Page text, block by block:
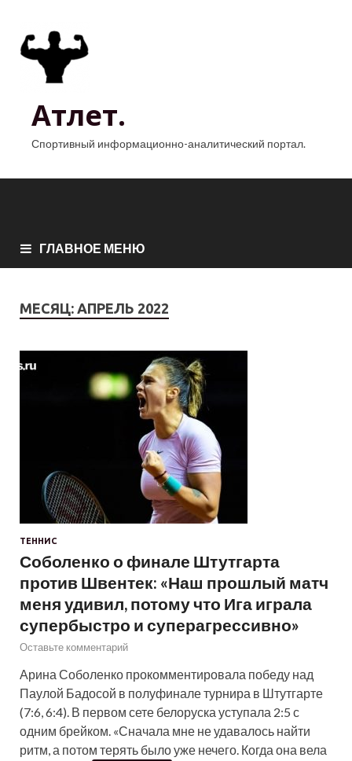
Атлет.
Спортивный информационно-аналитический портал.
ГЛАВНОЕ МЕНЮ
МЕСЯЦ: АПРЕЛЬ 2022
ТЕННИС
Соболенко о финале Штутгарта
против Швентек: «Наш прошлый матч
меня удивил, потому что Ига играла
супербыстро и суперагрессивно»
Оставьте комментарий
Арина Соболенко прокомментировала победу над
Паулой Бадосой в полуфинале турнира в Штутгарте
(7:6, 6:4). В первом сете белоруска уступала 2:5 с
одним брейком. «Сначала мне не удавалось найти
ритм, а потом терять было уже нечего. Когда она вела